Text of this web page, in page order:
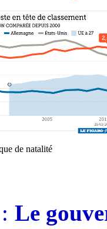
de natalité
: Le